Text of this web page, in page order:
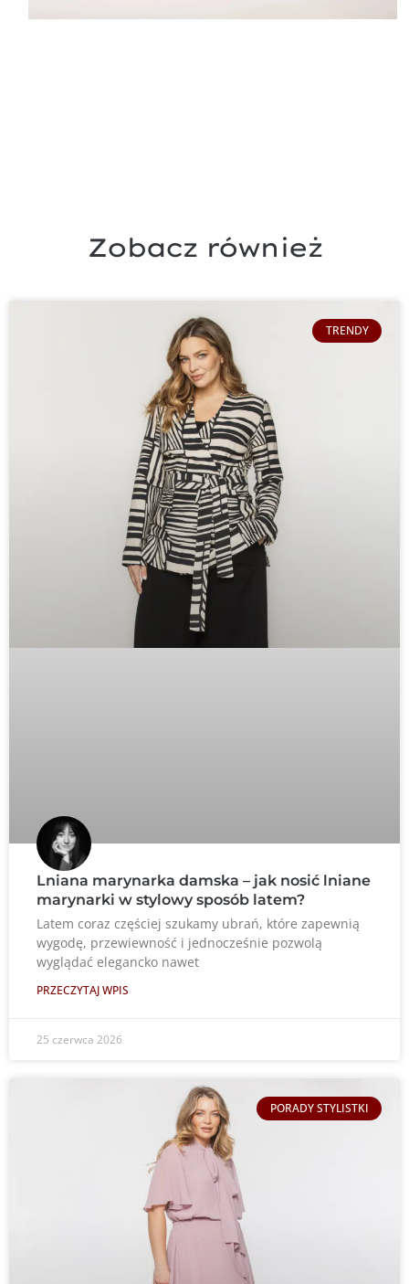
Zobacz również
TRENDY
Lniana marynarka damska – jak nosić lniane
marynarki w stylowy sposób latem?
Latem coraz częściej szukamy ubrań, które zapewnią
wygodę, przewiewność i jednocześnie pozwolą
wyglądać elegancko nawet
PRZECZYTAJ WPIS
25 czerwca 2026
PORADY STYLISTKI